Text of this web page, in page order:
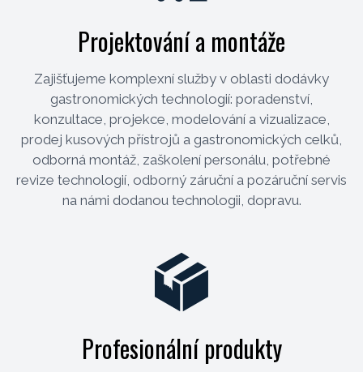
Projektování a montáže
Zajišťujeme komplexní služby v oblasti dodávky
gastronomických technologií: poradenství,
konzultace, projekce, modelování a vizualizace,
prodej kusových přístrojů a gastronomických celků,
odborná montáž, zaškolení personálu, potřebné
revize technologií, odborný záruční a pozáruční servis
na námi dodanou technologii, dopravu.
Profesionální produkty